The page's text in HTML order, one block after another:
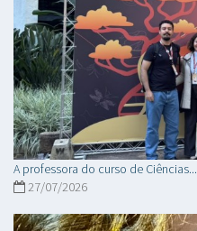
A professora do curso de Ciências...
27/07/2026